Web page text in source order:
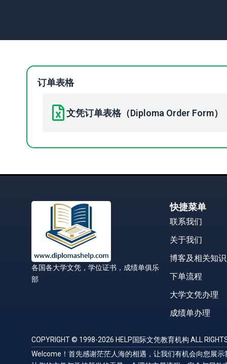
订单表格
文凭订单表格（Diploma Order Form）
各国各大学文凭，学位证书，成绩单俱乐
部
快捷菜单
联系我们
关于我们
博客及相关知识
下单流程
大学文凭办理
成绩单办理
COPYRIGHT © 1998-2026 HELP国际文凭教育机构 ALL RIGHTS
Welcome！首先感谢茫茫人海的相遇，让我们有机会向您展